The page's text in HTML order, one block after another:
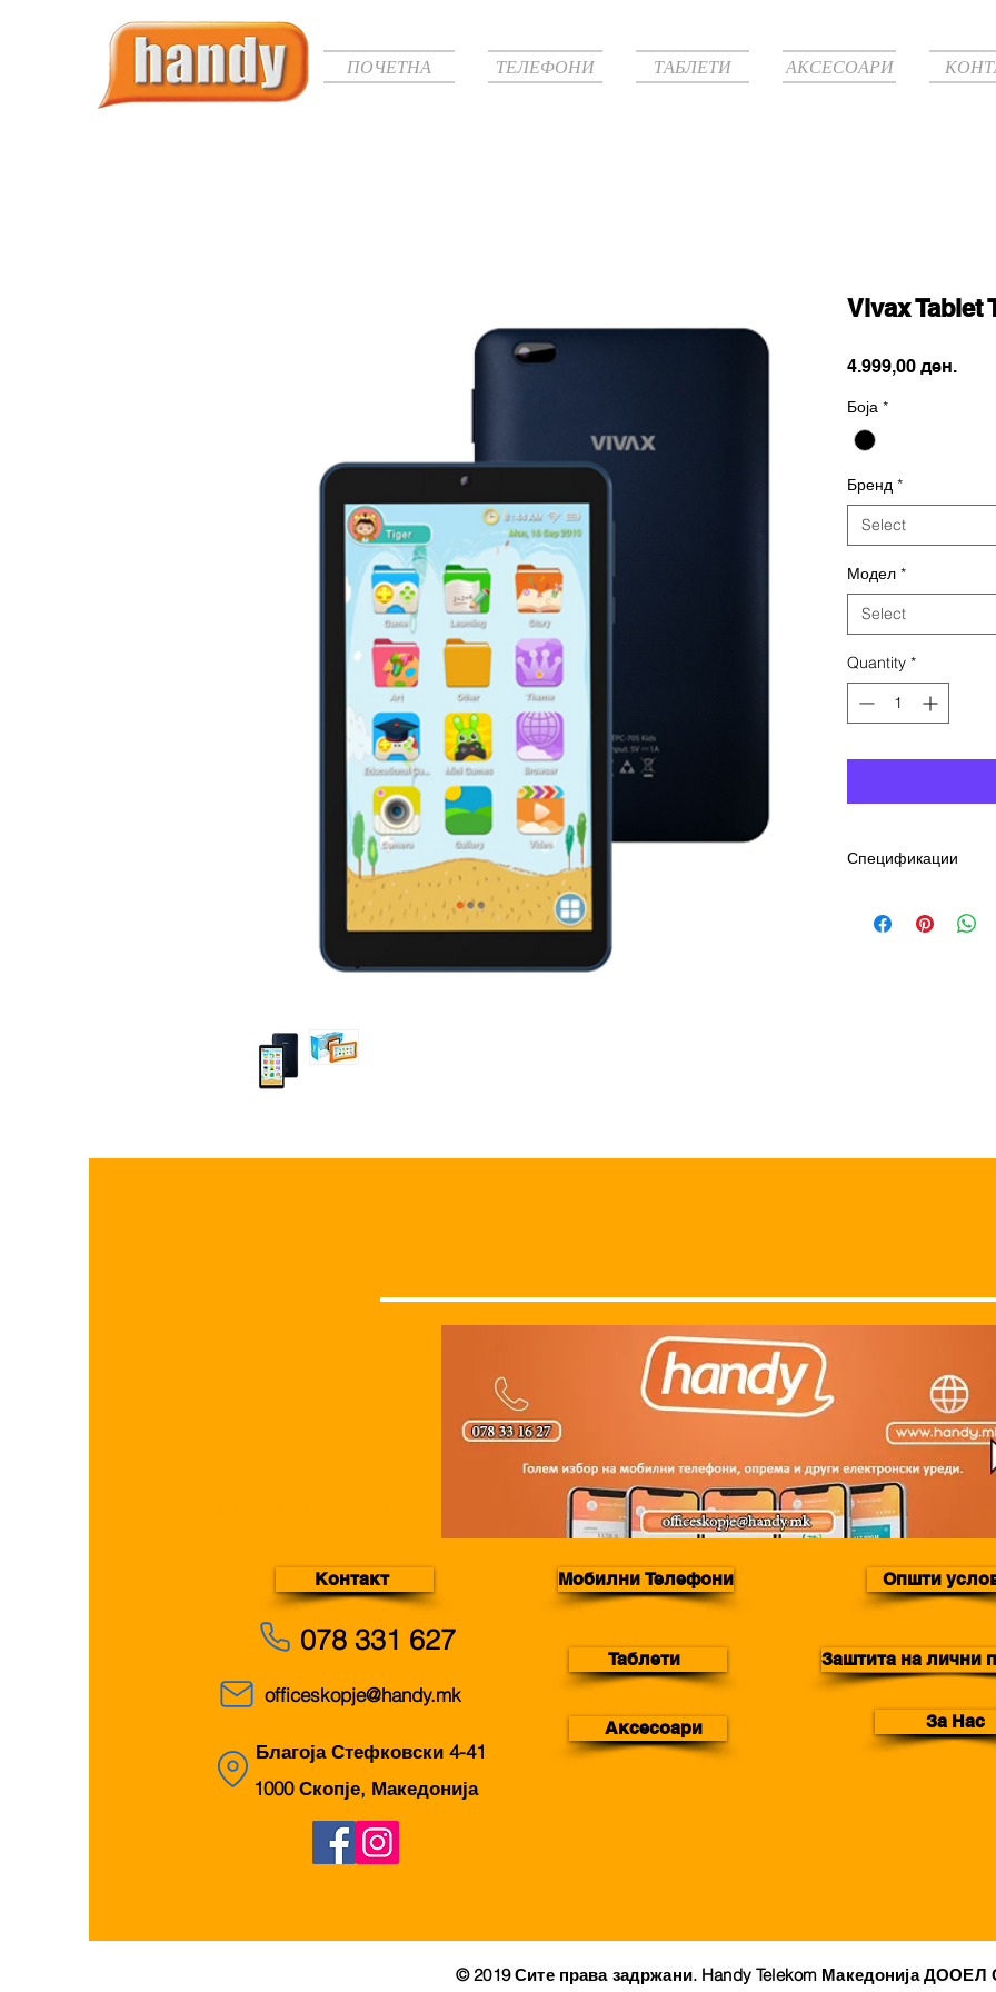
ПОЧЕТНА ТЕЛЕФОНИ ТАБЛЕТИ АКСЕСОАРИ
Vivax Tablet
4.999,00 ден.Price
Боја *
Бренд *
Select
Модел *
Select
Quantity *
Спецификации
Display: 7" IPS,
Контакт
078 331 627
officeskopje@handy.mk
Благоја Стефковски 4-41
1000 Скопје, Македонија
Мобилни Телефони
Таблети
Аксесоари
Општи
Заштита на лични
За Нас
© 2019 Сите права задржани. Handy Telekom Македонија ДООЕЛ